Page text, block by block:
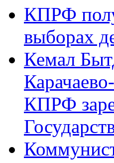
КПРФ
выборах
Кемал
КПРФ